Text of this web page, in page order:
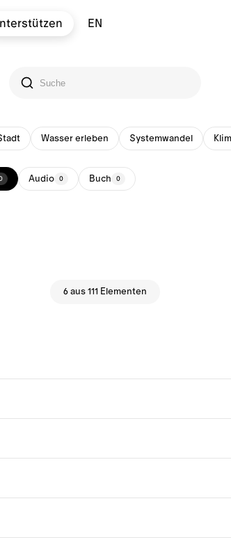
EN
Wasser erleben Systemwandel
Audio 0 Buch 0
6 aus 111 Elementen